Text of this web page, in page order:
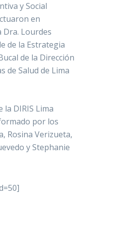
y Social
en
Dra. Lourdes
de la Estrategia
de la Dirección
de Salud de Lima
la DIRIS Lima
por los
Rosina Verizueta,
y Stephanie